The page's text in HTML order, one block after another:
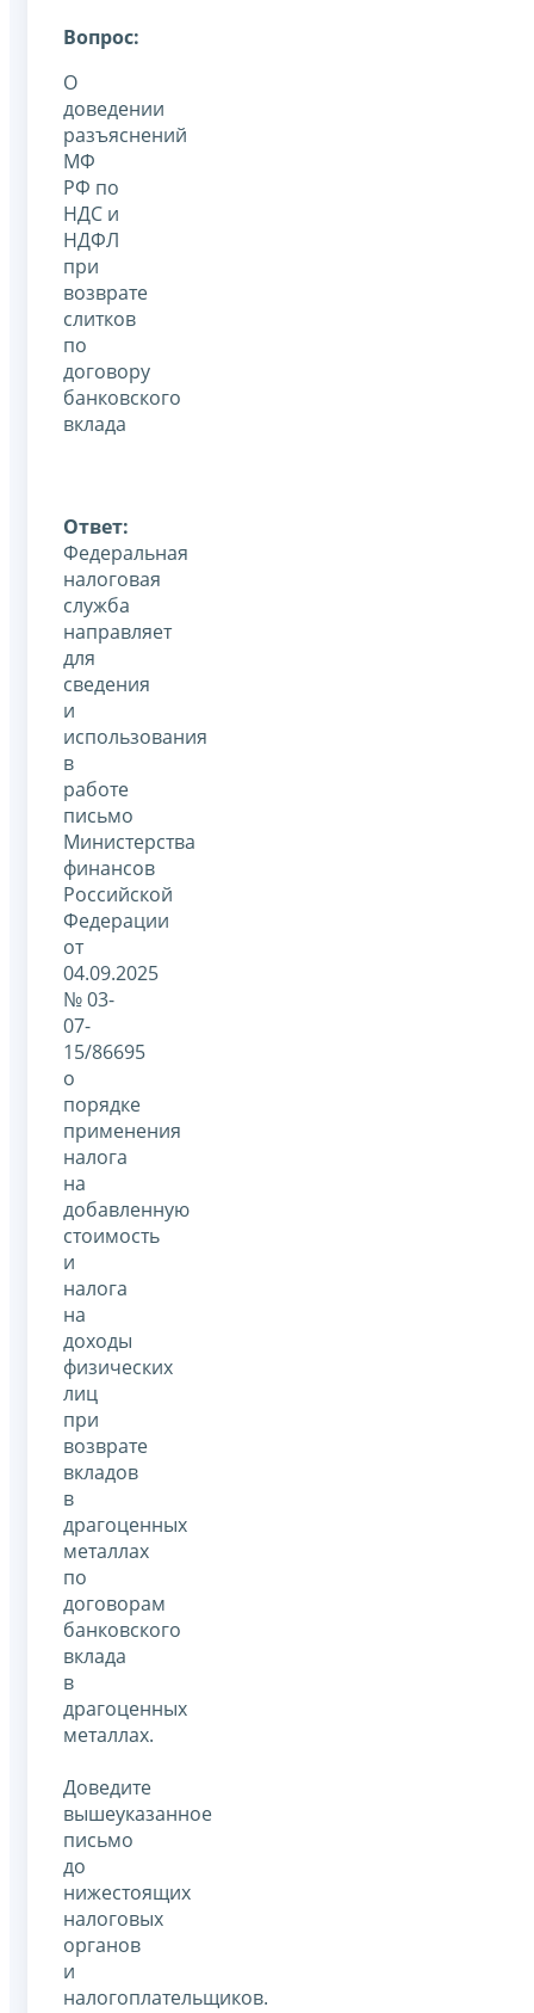
Вопрос:
О
доведении
разъяснений
МФ
РФ по
НДС и
НДФЛ
при
возврате
слитков
по
договору
банковского
вклада
Ответ:
Федеральная
налоговая
служба
направляет
для
сведения
и
использования
в
работе
письмо
Министерства
финансов
Российской
Федерации
от
04.09.2025
№ 03-
07-
15/86695
о
порядке
применения
налога
на
добавленную
стоимость
и
налога
на
доходы
физических
лиц
при
возврате
вкладов
в
драгоценных
металлах
по
договорам
банковского
вклада
в
драгоценных
металлах.
Доведите
вышеуказанное
письмо
до
нижестоящих
налоговых
органов
и
налогоплательщиков.